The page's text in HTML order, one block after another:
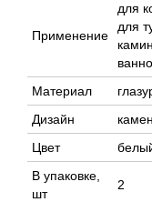
Применение
для
для
Материал
Дизайн
Цвет
В упаковке,
шт
2